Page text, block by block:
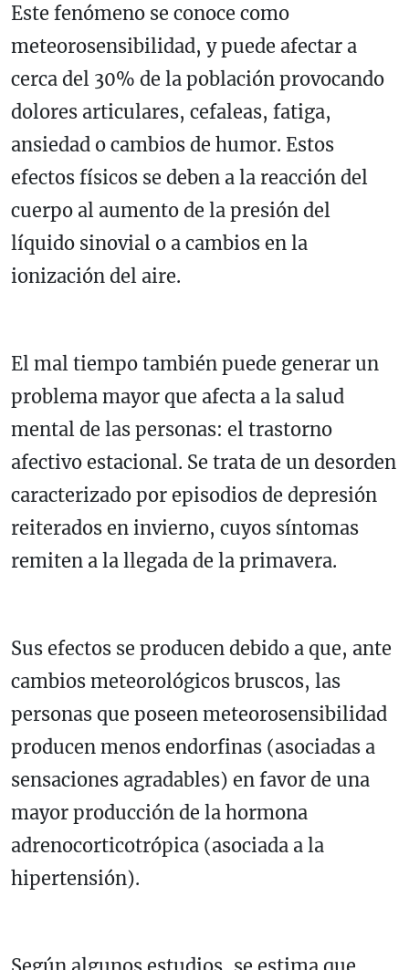
Este fenómeno se conoce como
meteorosensibilidad, y puede afectar a
cerca del 30% de la población provocando
dolores articulares, cefaleas, fatiga,
ansiedad o cambios de humor. Estos
efectos físicos se deben a la reacción del
cuerpo al aumento de la presión del
líquido sinovial o a cambios en la
ionización del aire.
El mal tiempo también puede generar un
problema mayor que afecta a la salud
mental de las personas: el trastorno
afectivo estacional. Se trata de un desorden
caracterizado por episodios de depresión
reiterados en invierno, cuyos síntomas
remiten a la llegada de la primavera.
Sus efectos se producen debido a que, ante
cambios meteorológicos bruscos, las
personas que poseen meteorosensibilidad
producen menos endorfinas (asociadas a
sensaciones agradables) en favor de una
mayor producción de la hormona
adrenocorticotrópica (asociada a la
hipertensión).